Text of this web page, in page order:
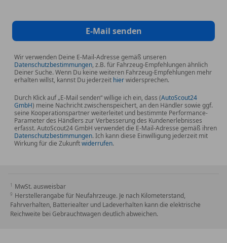
E-Mail senden
Wir verwenden Deine E-Mail-Adresse gemäß unseren
Datenschutzbestimmungen, z.B. für Fahrzeug-Empfehlungen ähnlich
Deiner Suche. Wenn Du keine weiteren Fahrzeug-Empfehlungen mehr
erhalten willst, kannst Du jederzeit hierwidersprechen.
Durch Klick auf „E-Mail senden“ willige ich ein, dass (AutoScout24
GmbH) meine Nachricht zwischenspeichert, an den Händler sowie ggf.
seine Kooperationspartner weiterleitet und bestimmte Performance-
Parameter des Händlers zur Verbesserung des Kundenerlebnisses
erfasst. AutoScout24 GmbH verwendet die E-Mail-Adresse gemäß ihren
Datenschutzbestimmungen. Ich kann diese Einwilligung jederzeit mit
Wirkung für die Zukunftwiderrufen.
MwSt. ausweisbar
Herstellerangabe für Neufahrzeuge. Je nach Kilometerstand,
Fahrverhalten, Batteriealter und Ladeverhalten kann die elektrische
Reichweite bei Gebrauchtwagen deutlich abweichen.